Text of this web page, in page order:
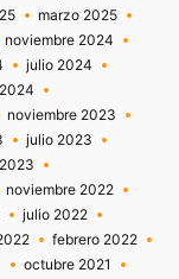
marzo 2025
noviembre 2024
julio 2024
noviembre 2023
julio 2023
noviembre 2022
julio 2022
febrero 2022
octubre 2021